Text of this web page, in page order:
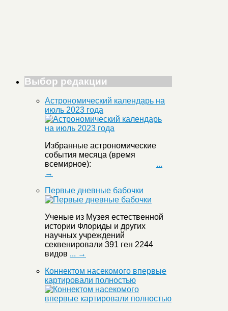
Выбор редакции
Астрономический календарь на
июль 2023 года
Избранные астрономические
события месяца (время
всемирное): ...
→
Первые дневные бабочки
Ученые из Музея естественной
истории Флориды и других
научных учреждений
секвенировали 391 ген 2244
видов ... →
Коннектом насекомого впервые
картировали полностью